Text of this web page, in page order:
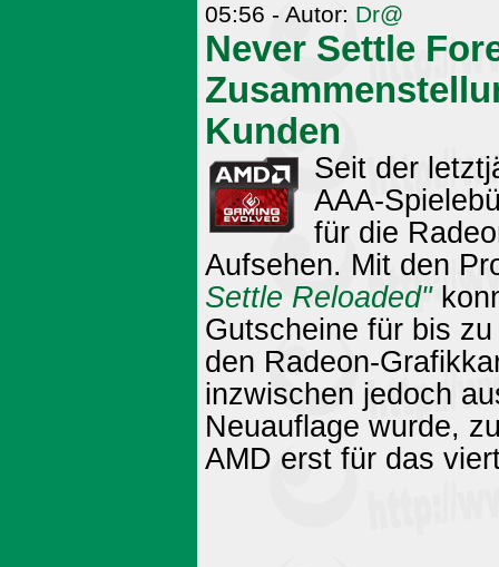
05:56 - Autor: Dr@
Never Settle
Kunden
Seit der
AAA-
für die
Aufsehen. Mit den
Settle Reloaded"
Gutscheine für bis
den Radeon-
inzwischen jedoch
Neuauflage wurde,
AMD erst für das